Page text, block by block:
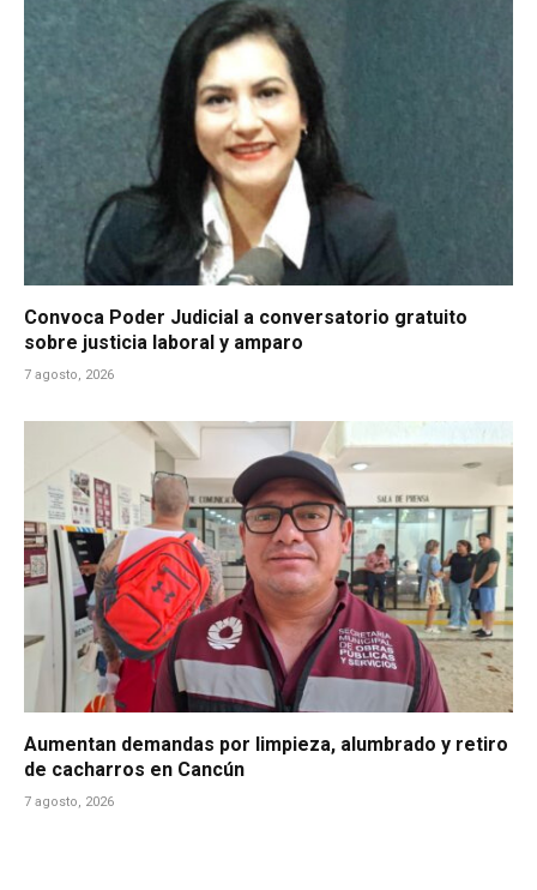
Convoca Poder Judicial a conversatorio gratuito
sobre justicia laboral y amparo
7 agosto, 2026
Aumentan demandas por limpieza, alumbrado y retiro
de cacharros en Cancún
7 agosto, 2026